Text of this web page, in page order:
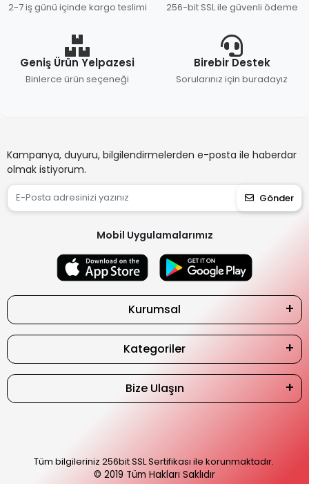
2-7 iş günü içinde kargo teslimi 256-bit SSL ile güvenli ödeme
Geniş Ürün Yelpazesi
Binlerce ürün seçeneği
Birebir Destek
Sorularınız için buradayız
Kampanya, duyuru, bilgilendirmelerden e-posta ile haberdar
olmak istiyorum.
Gönder
Mobil Uygulamalarımız
Kurumsal
Kategoriler
Bize Ulaşın
Tüm bilgileriniz 256bit SSL Sertifikası ile korunmaktadır.
© 2019 Tüm Hakları Saklıdır